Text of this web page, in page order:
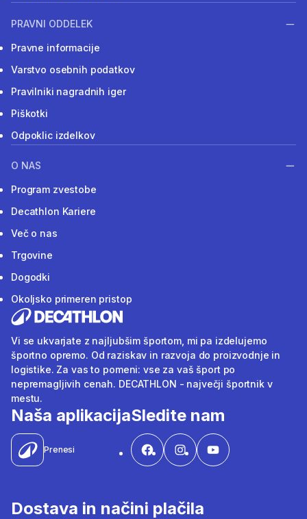
PRAVNI ODDELEK
Pravne informacije
Varstvo osebnih podatkov
Pravilniki nagradnih iger
Piškotki
Odpoklic izdelkov
O NAS
Program zvestobe
Decathlon Kariere
Več o nas
Trgovine
Dogodki
Okoljsko primeren pristop
Vi se ukvarjate z najljubšim športom, mi pa izdelujemo
športno opremo. Od raziskav in razvoja do proizvodnje in
logistike. Za vas to pomeni: vse za vaš šport po
nepremagljivih cenah. DECATHLON - največji športnik v
mestu.
Naša aplikacija
Prenesi
Sledite nam
Dostava in načini plačila